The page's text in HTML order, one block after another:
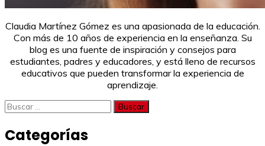
Claudia Martínez Gómez es una apasionada de la educación.
Con más de 10 años de experiencia en la enseñanza. Su
blog es una fuente de inspiración y consejos para
estudiantes, padres y educadores, y está lleno de recursos
educativos que pueden transformar la experiencia de
aprendizaje.
Buscar:
Categorías